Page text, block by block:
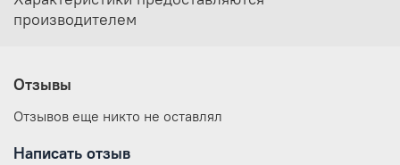
производителем
Отзывы
Отзывов еще никто не оставлял
Написать отзыв